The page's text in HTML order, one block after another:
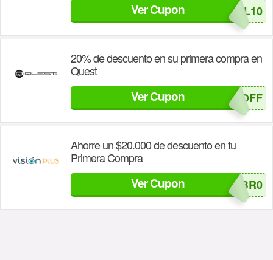
Ver Cupon ECOL10
20% de descuento en su primera compra en
Quest
Ver Cupon QUEST20OFF
Ahorre un $20.000 de descuento en tu
Primera Compra
Ver CuponGC-27M-U5K-VBR0